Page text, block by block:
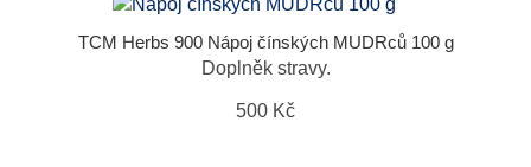
TCM Herbs 900 Nápoj čínských MUDRců 100 g
Doplněk stravy.
500 Kč